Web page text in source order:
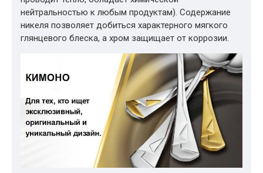
нейтральностью к любым продуктам). Содержание
никеля позволяет добиться характерного мягкого
глянцевого блеска, а хром защищает от коррозии.